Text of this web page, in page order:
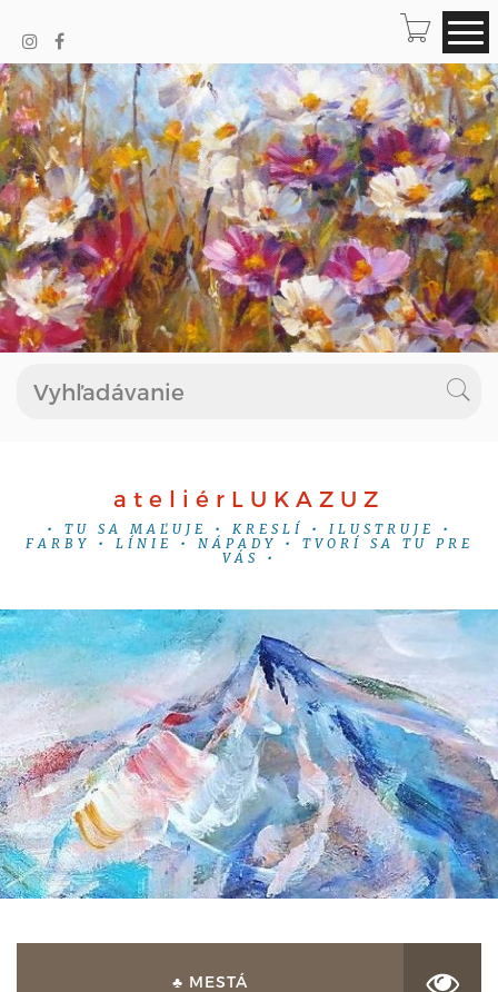
ateliérLUKAZUZ
• TU SA MAĽUJE • KRESLÍ • ILUSTRUJE •
FARBY • LÍNIE • NÁPADY • TVORÍ SA TU PRE
VÁS •
♣ MESTÁ